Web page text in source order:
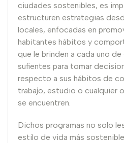
ciudades sostenibles, es
estructuren estrategias
locales, enfocadas en
habitantes hábitos y
que le brinden a cada uno
sufientes para tomar
respecto a sus hábitos de
trabajo, estudio o cualquier
se encuentren.
Dichos programas no solo
estilo de vida más